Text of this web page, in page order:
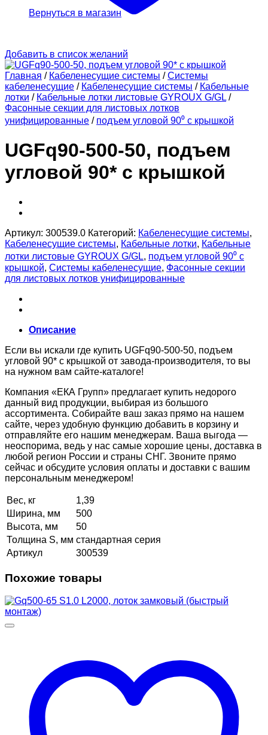
Вернуться в магазин
Добавить в список желаний
Главная / Кабеленесущие системы / Системы
кабеленесущие / Кабеленесущие системы / Кабельные
лотки / Кабельные лотки листовые GYROUX G/GL /
Фасонные секции для листовых лотков
унифицированные / подъем угловой 90⁰ с крышкой
UGFq90-500-50, подъем
угловой 90* с крышкой
Артикул: 300539.0 Категорий: Кабеленесущие системы,
Кабеленесущие системы, Кабельные лотки, Кабельные
лотки листовые GYROUX G/GL, подъем угловой 90⁰ с
крышкой, Системы кабеленесущие, Фасонные секции
для листовых лотков унифицированные
Описание
Если вы искали где купить UGFq90-500-50, подъем
угловой 90* с крышкой от завода-производителя, то вы
на нужном вам сайте-каталоге!
Компания «ЕКА Групп» предлагает купить недорого
данный вид продукции, выбирая из большого
ассортимента. Собирайте ваш заказ прямо на нашем
сайте, через удобную функцию добавить в корзину и
отправляйте его нашим менеджерам. Ваша выгода —
неоспорима, ведь у нас самые хорошие цены, доставка в
любой регион России и страны СНГ. Звоните прямо
сейчас и обсудите условия оплаты и доставки с вашим
персональным менеджером!
Вес, кг
1,39
Ширина, мм
500
Высота, мм
50
Толщина S, мм стандартная серия
Артикул
300539
Похожие товары